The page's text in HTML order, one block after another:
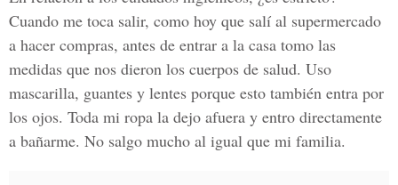
Cuando me toca salir, como hoy que salí al supermercado
a hacer compras, antes de entrar a la casa tomo las
medidas que nos dieron los cuerpos de salud. Uso
mascarilla, guantes y lentes porque esto también entra por
los ojos. Toda mi ropa la dejo afuera y entro directamente
a bañarme. No salgo mucho al igual que mi familia.